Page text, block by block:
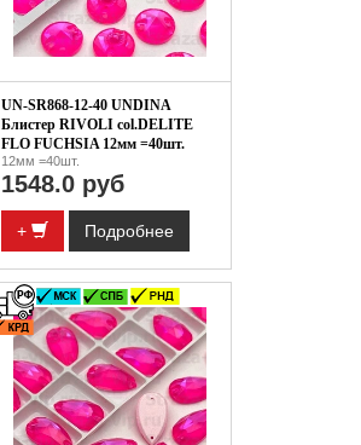
UN-SR868-12-40 UNDINA
Блистер RIVOLI col.DELITE
FLO FUCHSIA 12мм =40шт.
12мм =40шт.
1548.0 руб
+ Подробнее